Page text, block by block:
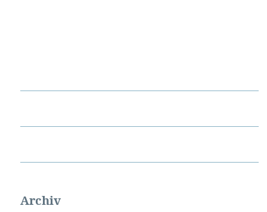
Archiv